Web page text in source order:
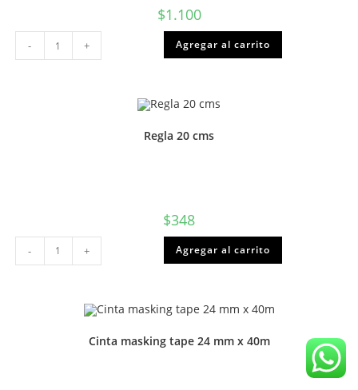
$1.100
Corrector
lapiz
7ml
- + Agregar al carrito
Regla 20 cms
$348
Regla
20
cms
- + Agregar al carrito
Cinta masking tape 24 mm x 40m